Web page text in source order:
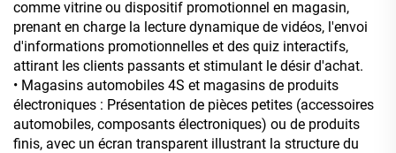
comme vitrine ou dispositif promotionnel en magasin,
prenant en charge la lecture dynamique de vidéos, l'envoi
d'informations promotionnelles et des quiz interactifs,
attirant les clients passants et stimulant le désir d'achat.
• Magasins automobiles 4S et magasins de produits
électroniques : Présentation de pièces petites (accessoires
automobiles, composants électroniques) ou de produits
finis, avec un écran transparent illustrant la structure du